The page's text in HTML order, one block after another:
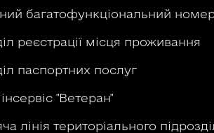
багатофункціональний
реєстрації місця проживання
паспортних послуг
"Ветеран"
лінія територіального